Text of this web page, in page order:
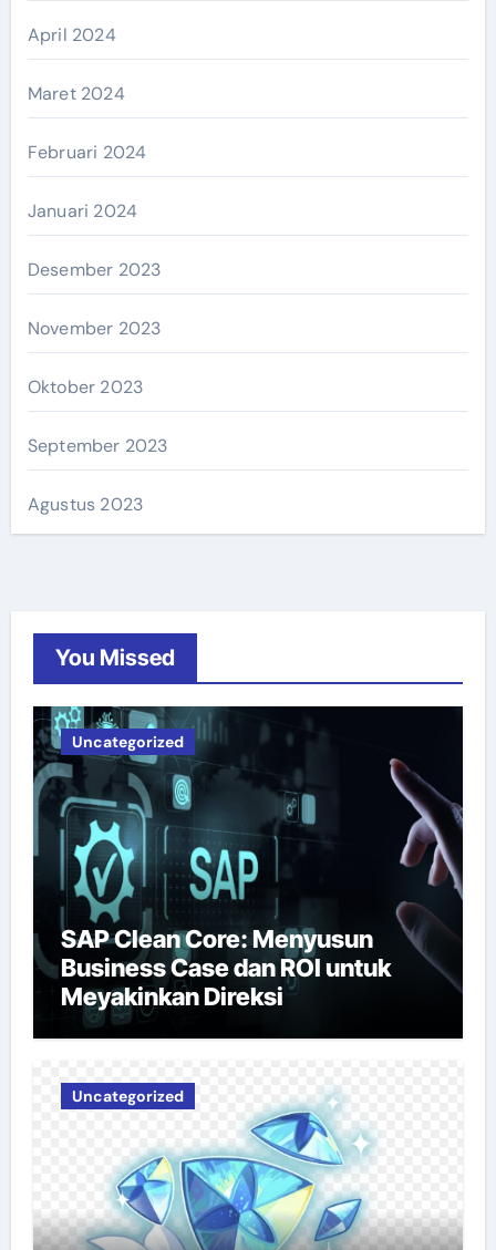
April 2024
Maret 2024
Februari 2024
Januari 2024
Desember 2023
November 2023
Oktober 2023
September 2023
Agustus 2023
You Missed
Uncategorized
SAP Clean Core: Menyusun
Business Case dan ROI untuk
Meyakinkan Direksi
Uncategorized